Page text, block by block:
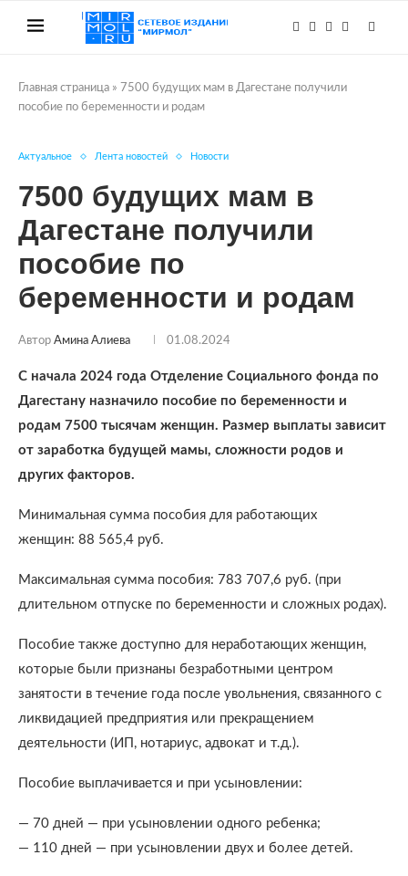
Главная страница » 7500 будущих мам в Дагестане получили
пособие по беременности и родам
Актуальное Лента новостей Новости
7500 будущих мам в
Дагестане получили
пособие по
беременности и родам
Автор Амина Алиева 01.08.2024
С начала 2024 года Отделение Социального фонда по
Дагестану назначило пособие по беременности и
родам 7500 тысячам женщин. Размер выплаты зависит
от заработка будущей мамы, сложности родов и
других факторов.
Минимальная сумма пособия для работающих
женщин: 88 565,4 руб.
Максимальная сумма пособия: 783 707,6 руб. (при
длительном отпуске по беременности и сложных родах).
Пособие также доступно для неработающих женщин,
которые были признаны безработными центром
занятости в течение года после увольнения, связанного с
ликвидацией предприятия или прекращением
деятельности (ИП, нотариус, адвокат и т.д.).
Пособие выплачивается и при усыновлении:
— 70 дней — при усыновлении одного ребенка;
— 110 дней — при усыновлении двух и более детей.